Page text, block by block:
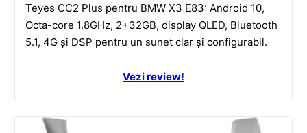
Teyes CC2 Plus pentru BMW X3 E83: Android 10,
Octa-core 1.8GHz, 2+32GB, display QLED, Bluetooth
5.1, 4G și DSP pentru un sunet clar și configurabil.
Vezi review!